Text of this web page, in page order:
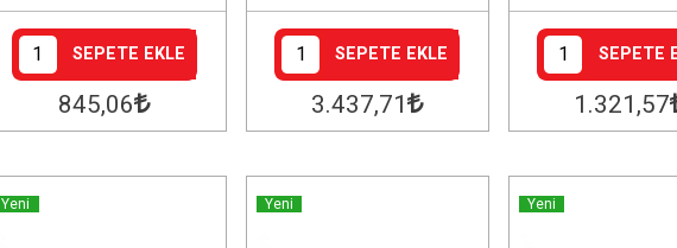
SEPETE EKLE
845,06
SEPETE EKLE
3.437,71
SEPETE
1.321 ,57
Yeni Yeni Yeni